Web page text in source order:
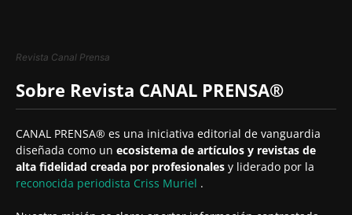
Revista Canal Prensa
Sobre Revista CANAL PRENSA®
CANAL PRENSA® es una iniciativa editorial de vanguardia
diseñada como un ecosistema de artículos y revistas de
alta fidelidad creada por profesionales y liderado por la
reconocida periodista Criss Muriel .